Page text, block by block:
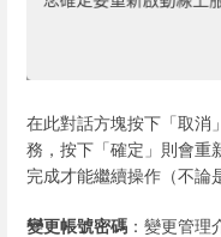
在此對話方塊按下「取消
務，按下「確定」則會重
完成才能繼續操作（不論
變更帳號密碼 ：變更管